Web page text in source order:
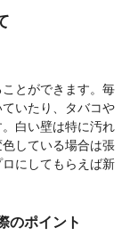
とができます。毎
いたり、タバコや
白い壁は特に汚れ
している場合は張
にしてもらえば新
のポイント